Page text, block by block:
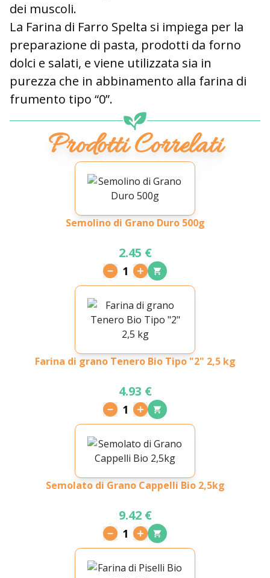
dei muscoli.
La Farina di Farro Spelta si impiega per la
preparazione di pasta, prodotti da forno
dolci e salati, e viene utilizzata sia in
purezza che in abbinamento alla farina di
frumento tipo “0”.
Prodotti Correlati
Semolino di Grano Duro 500g
2.45 €
1
Farina di grano Tenero Bio Tipo "2" 2,5 kg
4.93 €
1
Semolato di Grano Cappelli Bio 2,5kg
9.42 €
1